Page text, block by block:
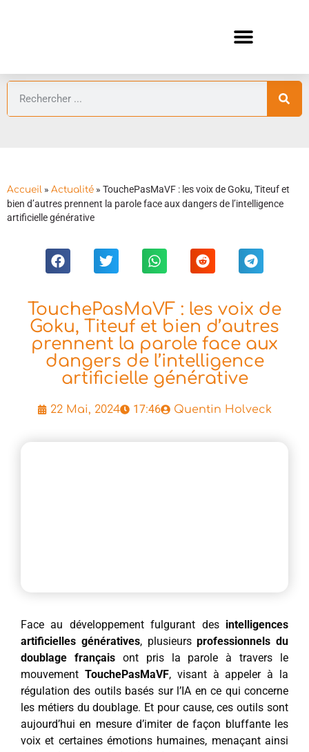
Accueil » Actualité » TouchePasMaVF : les voix de Goku, Titeuf et
bien d’autres prennent la parole face aux dangers de l’intelligence
artificielle générative
TouchePasMaVF : les voix de
Goku, Titeuf et bien d’autres
prennent la parole face aux
dangers de l’intelligence
artificielle générative
22 Mai, 2024 17:46 Quentin Holveck
Face au développement fulgurant des intelligences
artificielles génératives, plusieursprofessionnels du
doublage françaisont pris la parole à travers le
mouvement TouchePasMaVF, visant à appeler à la
régulation des outils basés sur l’IA en ce qui concerne
les métiers du doublage. Et pour cause, ces outils sont
aujourd’hui en mesure d’imiter de façon bluffante les
voix et certaines émotions humaines, menaçant ainsi